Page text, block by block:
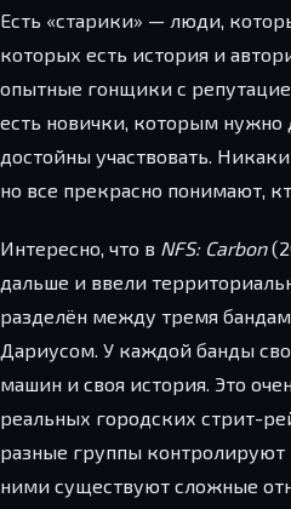
Есть «старики» — люди,
которых есть история и
опытные гонщики с
есть новички, которым нужно
достойны участвовать.
но все прекрасно понимают,
Интересно, что в NFS: Carbon
дальше и ввели
разделён между тремя
Дариусом. У каждой банды
машин и своя история. Это
реальных городских стрит-
разные группы
ними существуют сложные